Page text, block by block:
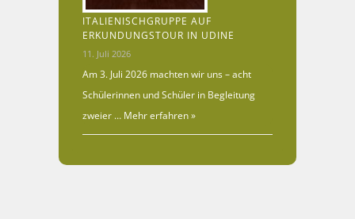
ITALIENISCHGRUPPE AUF
ERKUNDUNGSTOUR IN UDINE
11. Juli 2026
Am 3. Juli 2026 machten wir uns – acht
Schülerinnen und Schüler in Begleitung
zweier … Mehr erfahren »